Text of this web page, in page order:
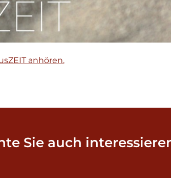
anhören.
Sie auch